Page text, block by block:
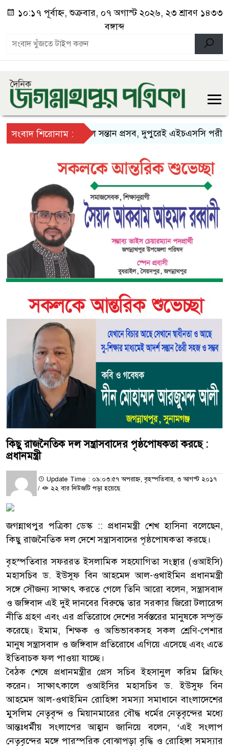
১০:১৭ পূর্বাহ্ন, শুক্রবার, ০৭ অগাস্ট ২০২৬, ২৩ শ্রাবণ ১৪৩৩
বঙ্গাব্দ
সংবাদ শিরোনাম :সকালে সন্তান প্রসব, দুপুরেই এইচএসসি পরীক্ষায়
কিছু রাজনৈতিক দল সন্ত্রাসবাদের পৃষ্ঠপোষকতা করছে :
প্রধানমন্ত্রী
Update Time : ০৯:০৩:৫৭ অপরাহ্ন, বৃহস্পতিবার, ৩ আগস্ট ২০১৭
/
২২ বার নিউজটি পড়া হয়েছে
জগন্নাথপুর পত্রিকা ডেস্ক :: প্রধানমন্ত্রী শেখ হাসিনা বলেছেন,
কিছু রাজনৈতিক দল দেশে সন্ত্রাসবাদের পৃষ্ঠপোষকতা করছে।
বৃহস্পতিবার সফররত ইসলামিক সহযোগিতা সংস্থার (ওআইসি)
মহাসচিব ড. ইউসুফ বিন আহমেদ আল-ওথাইমিন প্রধানমন্ত্রী
সঙ্গে সৌজন্য সাক্ষাৎ করতে গেলে তিনি আরো বলেন, সন্ত্রাসবাদ
ও জঙ্গিবাদ এই দুই দানবের বিরুদ্ধে তার সরকার জিরো টলারেন্স
নীতি গ্রহণ এবং এর প্রতিরোধে দেশের সর্বস্তরের মানুষকে সম্পৃক্ত
করেছে। ইমাম, শিক্ষক ও অভিভাবকসহ সকল শ্রেণি-পেশার
মানুষ সন্ত্রাসবাদ ও জঙ্গিবাদ প্রতিরোধে এগিয়ে এসেছে এবং এতে
ইতিবাচক ফল পাওয়া যাচ্ছে।
বৈঠক শেষে প্রধানমন্ত্রীর প্রেস সচিব ইহসানুল করিম ব্রিফিং
করেন। সাক্ষাৎকালে ওআইসির মহাসচিব ড. ইউসুফ বিন
আহমেদ আল-ওথাইমিন রোহিঙ্গা সমস্যা সমাধানে বাংলাদেশের
মুসলিম নেতৃবৃন্দ ও মিয়ানমারের বৌদ্ধ ধর্মের নেতৃবৃন্দের মধ্যে
আন্তঃধর্মীয় সংলাপের আহ্বান জানিয়ে বলেন, ‘এই সংলাপ
নেতৃবৃন্দের মঙ্গে পারস্পরিক বোঝাপড়া বৃদ্ধি ও রোহিঙ্গা সমস্যার